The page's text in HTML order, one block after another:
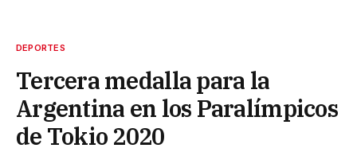
DEPORTES
Tercera medalla para la
Argentina en los Paralímpicos
de Tokio 2020